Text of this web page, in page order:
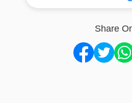
Share